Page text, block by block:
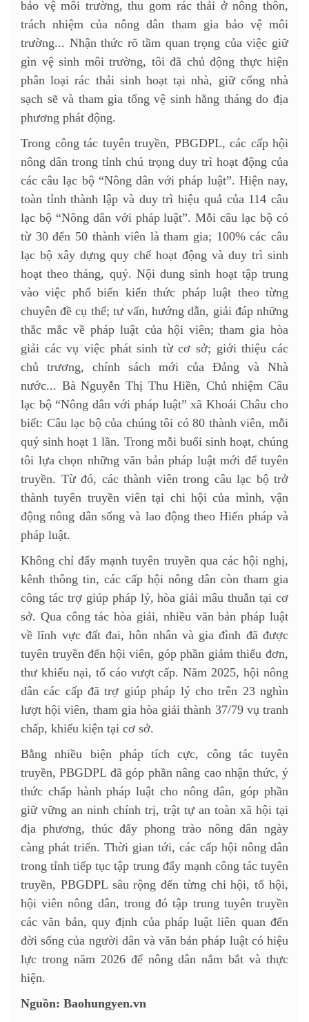
bảo vệ môi trường, thu gom rác thải ở nông thôn,
trách nhiệm của nông dân tham gia bảo vệ môi
trường... Nhận thức rõ tầm quan trọng của việc giữ
gìn vệ sinh môi trường, tôi đã chủ động thực hiện
phân loại rác thải sinh hoạt tại nhà, giữ cổng nhà
sạch sẽ và tham gia tổng vệ sinh hằng tháng do địa
phương phát động.
Trong công tác tuyên truyền, PBGDPL, các cấp hội
nông dân trong tỉnh chú trọng duy trì hoạt động của
các câu lạc bộ “Nông dân với pháp luật”. Hiện nay,
toàn tỉnh thành lập và duy trì hiệu quả của 114 câu
lạc bộ “Nông dân với pháp luật”. Mỗi câu lạc bộ có
từ 30 đến 50 thành viên là tham gia; 100% các câu
lạc bộ xây dựng quy chế hoạt động và duy trì sinh
hoạt theo tháng, quý. Nội dung sinh hoạt tập trung
vào việc phổ biến kiến thức pháp luật theo từng
chuyên đề cụ thể; tư vấn, hướng dẫn, giải đáp những
thắc mắc về pháp luật của hội viên; tham gia hòa
giải các vụ việc phát sinh từ cơ sở; giới thiệu các
chủ trương, chính sách mới của Đảng và Nhà
nước... Bà Nguyễn Thị Thu Hiền, Chủ nhiệm Câu
lạc bộ “Nông dân với pháp luật” xã Khoái Châu cho
biết: Câu lạc bộ của chúng tôi có 80 thành viên, mỗi
quý sinh hoạt 1 lần. Trong mỗi buổi sinh hoạt, chúng
tôi lựa chọn những văn bản pháp luật mới để tuyên
truyền. Từ đó, các thành viên trong câu lạc bộ trở
thành tuyên truyền viên tại chi hội của mình, vận
động nông dân sống và lao động theo Hiến pháp và
pháp luật.
Không chỉ đẩy mạnh tuyên truyền qua các hội nghị,
kênh thông tin, các cấp hội nông dân còn tham gia
công tác trợ giúp pháp lý, hòa giải mâu thuẫn tại cơ
sở. Qua công tác hòa giải, nhiều văn bản pháp luật
về lĩnh vực đất đai, hôn nhân và gia đình đã được
tuyên truyền đến hội viên, góp phần giảm thiểu đơn,
thư khiếu nại, tố cáo vượt cấp. Năm 2025, hội nông
dân các cấp đã trợ giúp pháp lý cho trên 23 nghìn
lượt hội viên, tham gia hòa giải thành 37/79 vụ tranh
chấp, khiếu kiện tại cơ sở.
Bằng nhiều biện pháp tích cực, công tác tuyên
truyền, PBGDPL đã góp phần nâng cao nhận thức, ý
thức chấp hành pháp luật cho nông dân, góp phần
giữ vững an ninh chính trị, trật tự an toàn xã hội tại
địa phương, thúc đẩy phong trào nông dân ngày
càng phát triển. Thời gian tới, các cấp hội nông dân
trong tỉnh tiếp tục tập trung đẩy mạnh công tác tuyên
truyền, PBGDPL sâu rộng đến từng chi hội, tổ hội,
hội viên nông dân, trong đó tập trung tuyên truyền
các văn bản, quy định của pháp luật liên quan đến
đời sống của người dân và văn bản pháp luật có hiệu
lực trong năm 2026 để nông dân nắm bắt và thực
hiện.
Nguồn: Baohungyen.vn